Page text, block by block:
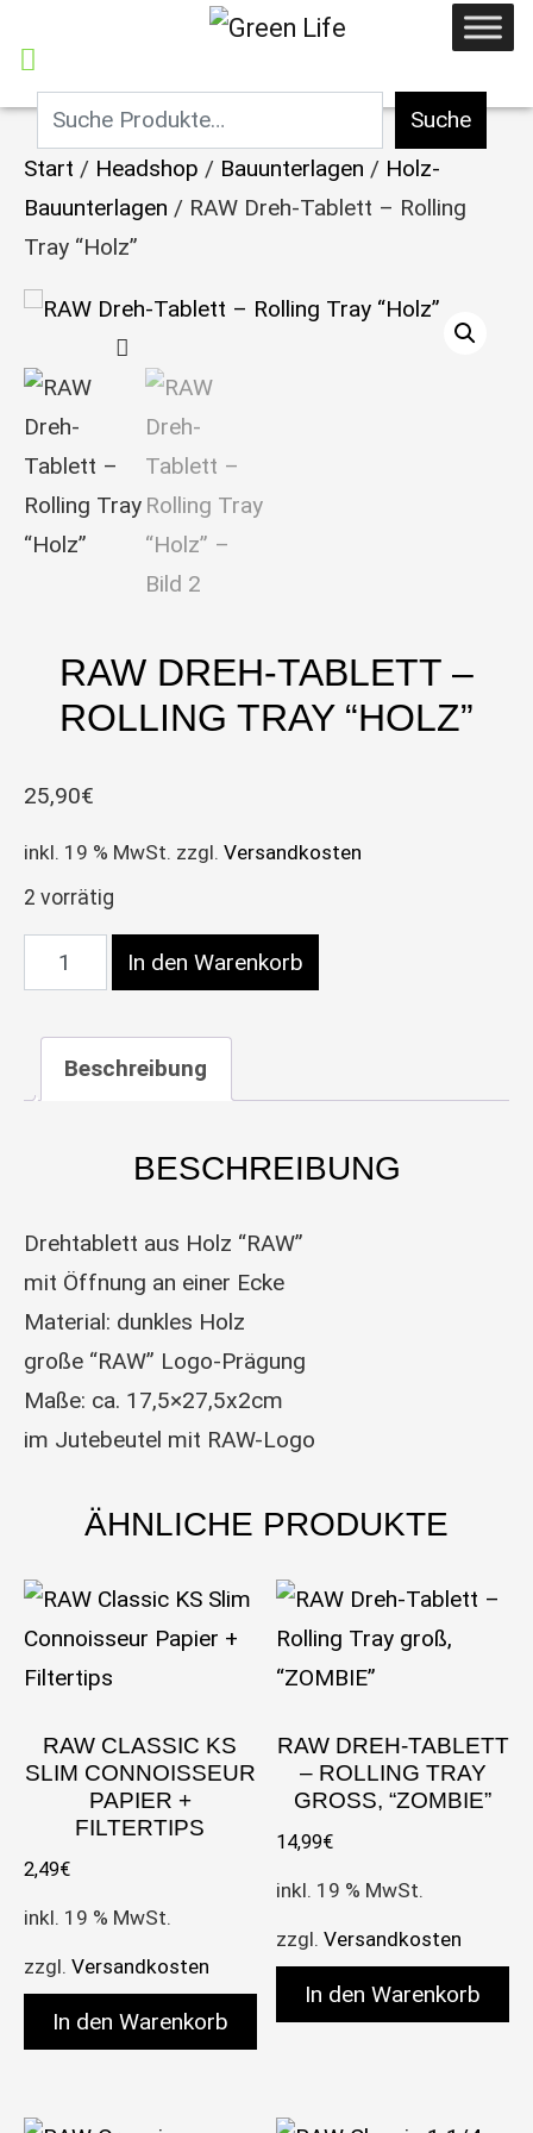
Suche
Start / Headshop / Bauunterlagen / Holz-
Bauunterlagen / RAW Dreh-Tablett – Rolling
Tray “Holz”
RAW DREH-TABLETT –
ROLLING TRAY “HOLZ”
25,90€
inkl. 19 % MwSt. zzgl. Versandkosten
2 vorrätig
RAW Dreh-Tablett – Rolling Tray “Holz” Menge
In den Warenkorb
Beschreibung
BESCHREIBUNG
Drehtablett aus Holz “RAW”
mit Öffnung an einer Ecke
Material: dunkles Holz
große “RAW” Logo-Prägung
Maße: ca. 17,5×27,5x2cm
im Jutebeutel mit RAW-Logo
ÄHNLICHE PRODUKTE
RAW CLASSIC KS
SLIM CONNOISSEUR
PAPIER +
FILTERTIPS
2,49€
inkl. 19 % MwSt.
zzgl. Versandkosten
In den Warenkorb
RAW DREH-TABLETT
– ROLLING TRAY
GROSS, “ZOMBIE”
14,99€
inkl. 19 % MwSt.
zzgl.Versandkosten
In den Warenkorb